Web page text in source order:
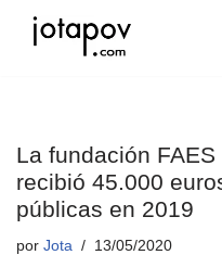
La fundación
recibió 45.000
públicas en 2019
por Jota 13/05/2020